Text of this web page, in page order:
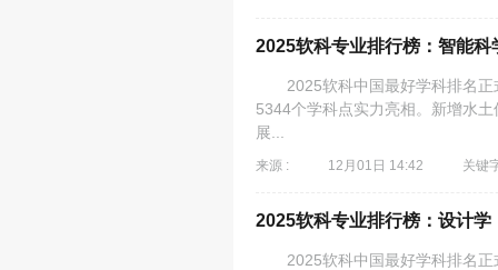
2025软科专业排行榜：智能科
2025软科中国最好学科排名正
5344个学科点实力亮相。新增水
展...
来源 : 12月01日 14:42 关键
2025软科专业排行榜：设计学
2025软科中国最好学科排名正